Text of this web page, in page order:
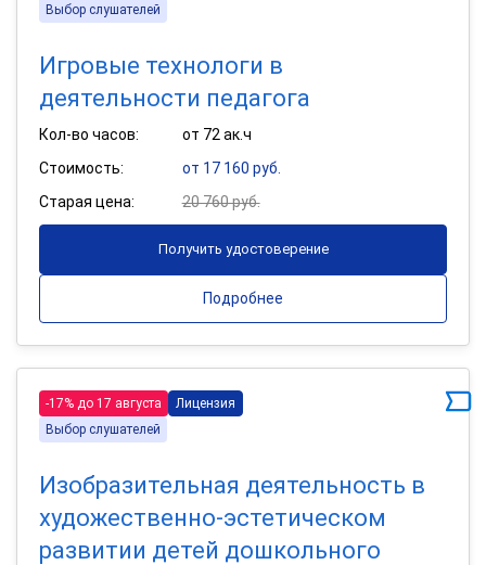
Выбор слушателей
Игровые технологи в
деятельности педагога
Кол-во часов:
от 72 ак.ч
Стоимость:
от 17 160 руб.
Старая цена:
20 760 руб.
Получить удостоверение
Подробнее
-17% до 17 августа
Лицензия
Выбор слушателей
Изобразительная деятельность в
художественно-эстетическом
развитии детей дошкольного